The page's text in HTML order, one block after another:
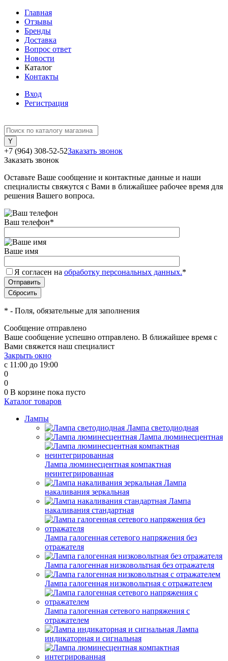
Главная
Отзывы
Бренды
Доставка
Вопрос ответ
Новости
Каталог
Контакты
Вход
Регистрация
+7 (964) 308-52-52Заказать звонок
Заказать звонок
Оставьте Ваше сообщение и контактные данные и наши
специалисты свяжутся с Вами в ближайшее рабочее время для
решения Вашего вопроса.
Ваш телефон*
Ваше имя
Я согласен на обработку персональных данных.*
* - Поля, обязательные для заполнения
Сообщение отправлено
Ваше сообщение успешно отправлено. В ближайшее время с
Вами свяжется наш специалист
Закрыть окно
с 11:00 до 19:00
0
0
0 В корзине пока пусто
Каталог товаров
Лампы
Лампа светодиодная
Лампа люминесцентная
Лампа люминесцентная компактная
неинтегрированная
Лампа
накаливания зеркальная
Лампа
накаливания стандартная
Лампа галогенная сетевого напряжения без
отражателя
Лампа галогенная низковольтная без отражателя
Лампа галогенная низковольтная с отражателем
Лампа галогенная сетевого напряжения с
отражателем
Лампа
индикаторная и сигнальная